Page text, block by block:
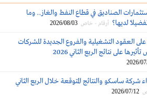
الصناديق في قطاع النفط والغاز.. وما
لديها؟ أرقام - خاص 2026/08/03
العقود التشغيلية والفروع الجديدة للشركات
على نتائج الربع الثاني 2026
2026/
شركة ساسكو والنتائج المتوقعة خلال الربع الثاني
2026/07/12